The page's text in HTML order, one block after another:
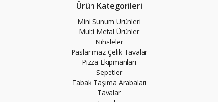
Ürün Kategorileri
Mini Sunum Ürünleri
Multi Metal Ürünler
Nihaleler
Paslanmaz Çelik Tavalar
Pizza Ekipmanları
Sepetler
Tabak Taşıma Arabaları
Tavalar